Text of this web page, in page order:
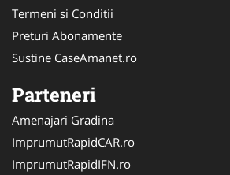
Termeni si Conditii
Preturi Abonamente
Sustine CaseAmanet.ro
Parteneri
Amenajari Gradina
ImprumutRapidCAR.ro
ImprumutRapidIFN.ro